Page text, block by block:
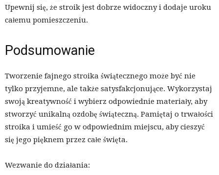
Upewnij się, że stroik jest dobrze widoczny i dodaje uroku
całemu pomieszczeniu.
Podsumowanie
Tworzenie fajnego stroika świątecznego może być nie
tylko przyjemne, ale także satysfakcjonujące. Wykorzystaj
swoją kreatywność i wybierz odpowiednie materiały, aby
stworzyć unikalną ozdobę świąteczną. Pamiętaj o trwałości
stroika i umieść go w odpowiednim miejscu, aby cieszyć
się jego pięknem przez całe święta.
Wezwanie do działania: